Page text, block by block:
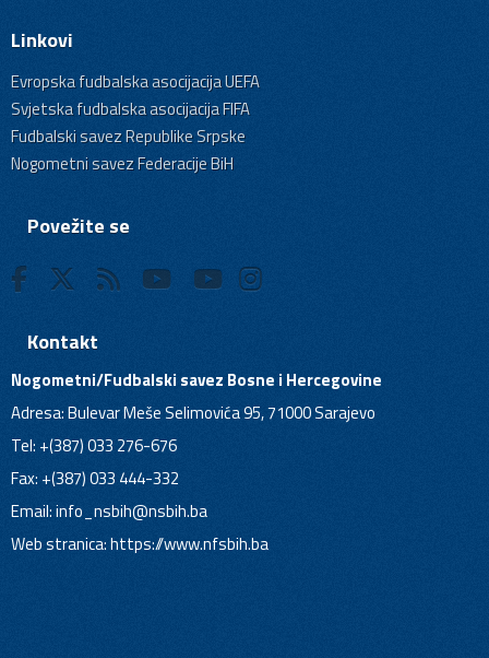
Linkovi
Evropska fudbalska asocijacija UEFA
Svjetska fudbalska asocijacija FIFA
Fudbalski savez Republike Srpske
Nogometni savez Federacije BiH
Povežite se
Kontakt
Nogometni/Fudbalski savez Bosne i Hercegovine
Adresa: Bulevar Meše Selimovića 95, 71000 Sarajevo
Tel: +(387) 033 276-676
Fax: +(387) 033 444-332
Email:info_nsbih@nsbih.ba
Web stranica: https://www.nfsbih.ba